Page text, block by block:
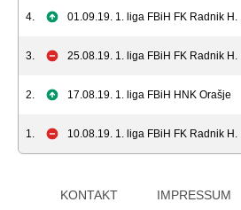
4. 01.09.19. 1. liga FBiH FK Radnik H.
3. 25.08.19. 1. liga FBiH FK Radnik H.
2. 17.08.19. 1. liga FBiH HNK Orašje
1. 10.08.19. 1. liga FBiH FK Radnik H.
KONTAKT IMPRESSUM